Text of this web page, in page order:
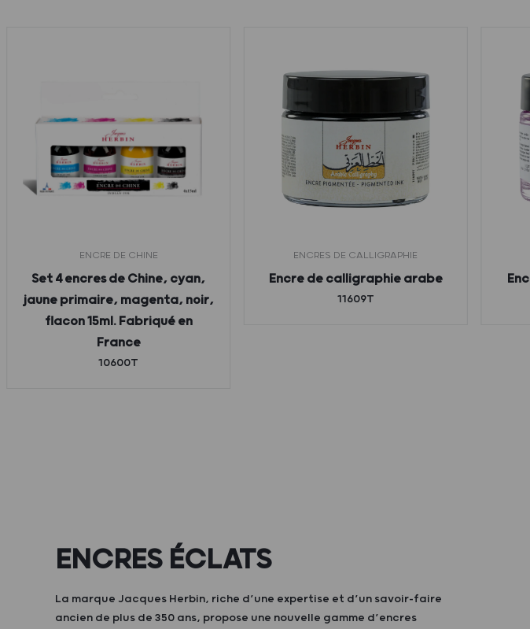
ENCRE DE CHINE
Set 4 encres de Chine, cyan,
jaune primaire, magenta, noir,
flacon 15ml. Fabriqué en
France
10600T
ENCRES DE CALLIGRAPHIE
Encre de calligraphie arabe
11609T
ENCRES ÉCLATS
La marque Jacques Herbin, riche d’une expertise et d’un savoir-faire
ancien de plus de 350 ans, propose une nouvelle gamme d’encres